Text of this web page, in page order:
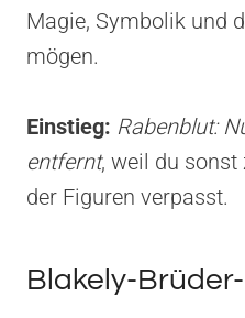
Magie, Symbolik und
mögen.
Einstieg: Rabenblut:
entfernt, weil du sonst
der Figuren verpasst.
Blakely-